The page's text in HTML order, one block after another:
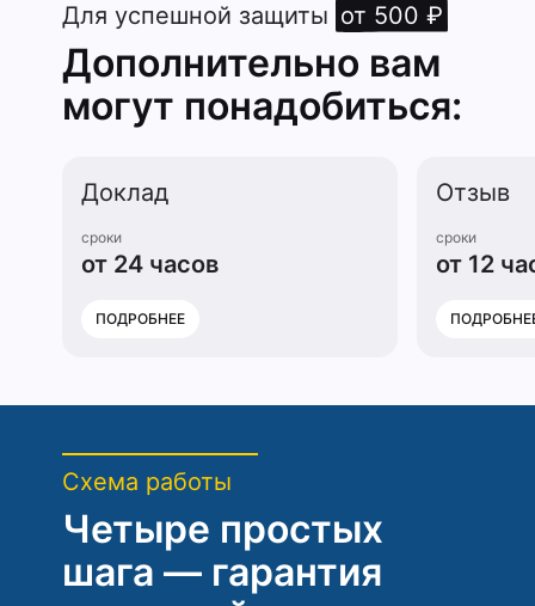
Для успешной защиты от 500 ₽
Дополнительно вам
могут понадобиться:
Доклад
сроки
от 24 часов
ПОДРОБНЕЕ
Отзыв
сроки
от 12
Схема работы
Четыре простых
шага — гарантия